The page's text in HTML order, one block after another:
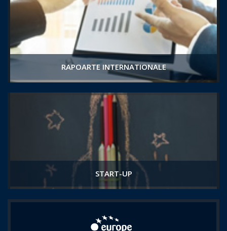
RAPOARTE INTERNATIONALE
START-UP